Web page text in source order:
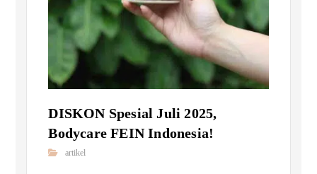
DISKON Spesial Juli 2025,
Bodycare FEIN Indonesia!
artikel